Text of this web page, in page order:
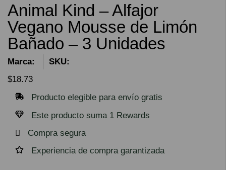
Animal Kind – Alfajor
Vegano Mousse de Limón
Bañado – 3 Unidades
Marca:
SKU:
$18.73
Producto elegible para envío gratis
Este producto suma 1 Rewards
Compra segura
Experiencia de compra garantizada